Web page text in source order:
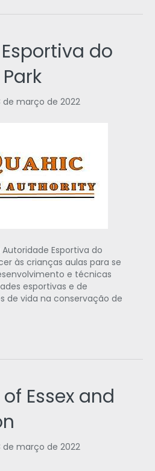
do
de março de 2022
Esportiva do
às crianças aulas para se
e técnicas
esportivas e de
de vida na conservação de
Essex and
de março de 2022